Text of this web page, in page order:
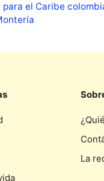
el Caribe
La